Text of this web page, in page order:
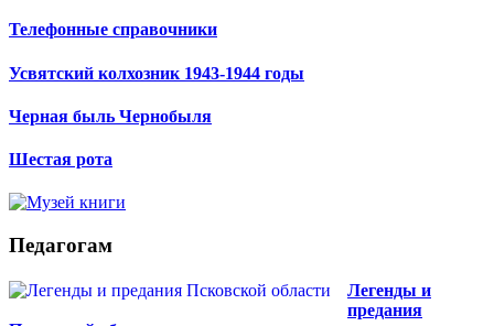
Телефонные справочники
Усвятский колхозник 1943-1944 годы
Черная быль Чернобыля
Шестая рота
Педагогам
Легенды и
предания